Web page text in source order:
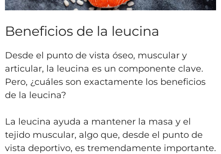
Beneficios de la leucina
Desde el punto de vista óseo, muscular y
articular, la leucina es un componente clave.
Pero, ¿cuáles son exactamente los beneficios
de la leucina?
La leucina ayuda a mantener la masa y el
tejido muscular, algo que, desde el punto de
vista deportivo, es tremendamente importante.